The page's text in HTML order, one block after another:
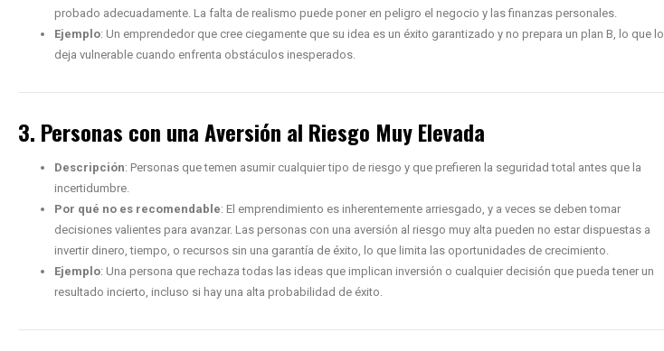
probado adecuadamente. La falta de realismo puede poner en peligro el negocio y las finanzas personales.
Ejemplo: Un emprendedor que cree ciegamente que su idea es un éxito garantizado y no prepara un plan B, lo que lo
deja vulnerable cuando enfrenta obstáculos inesperados.
3. Personas con una Aversión al Riesgo Muy Elevada
Descripción: Personas que temen asumir cualquier tipo de riesgo y que prefieren la seguridad total antes que la
incertidumbre.
Por qué no es recomendable: El emprendimiento es inherentemente arriesgado, y a veces se deben tomar
decisiones valientes para avanzar. Las personas con una aversión al riesgo muy alta pueden no estar dispuestas a
invertir dinero, tiempo, o recursos sin una garantía de éxito, lo que limita las oportunidades de crecimiento.
Ejemplo: Una persona que rechaza todas las ideas que implican inversión o cualquier decisión que pueda tener un
resultado incierto, incluso si hay una alta probabilidad de éxito.